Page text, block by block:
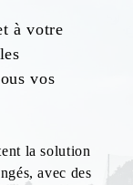
à votre
vos
la solution
avec des